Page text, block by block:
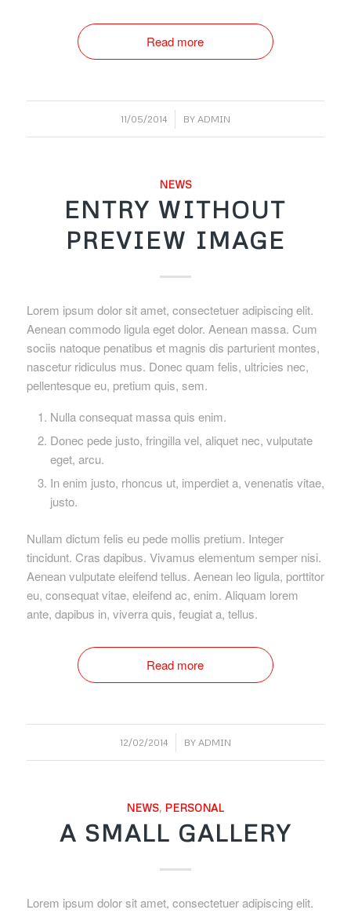
Read more
11/05/2014
/ BY ADMIN
NEWS
ENTRY WITHOUT
PREVIEW IMAGE
Lorem ipsum dolor sit amet, consectetuer adipiscing elit.
Aenean commodo ligula eget dolor. Aenean massa. Cum
sociis natoque penatibus et magnis dis parturient montes,
nascetur ridiculus mus. Donec quam felis, ultricies nec,
pellentesque eu, pretium quis, sem.
Nulla consequat massa quis enim.
Donec pede justo, fringilla vel, aliquet nec, vulputate
eget, arcu.
In enim justo, rhoncus ut, imperdiet a, venenatis vitae,
justo.
Nullam dictum felis eu pede mollis pretium. Integer
tincidunt. Cras dapibus. Vivamus elementum semper nisi.
Aenean vulputate eleifend tellus. Aenean leo ligula, porttitor
eu, consequat vitae, eleifend ac, enim. Aliquam lorem
ante, dapibus in, viverra quis, feugiat a, tellus.
Read more
12/02/2014
/ BY ADMIN
NEWS, PERSONAL
A SMALL GALLERY
Lorem ipsum dolor sit amet, consectetuer adipiscing elit.